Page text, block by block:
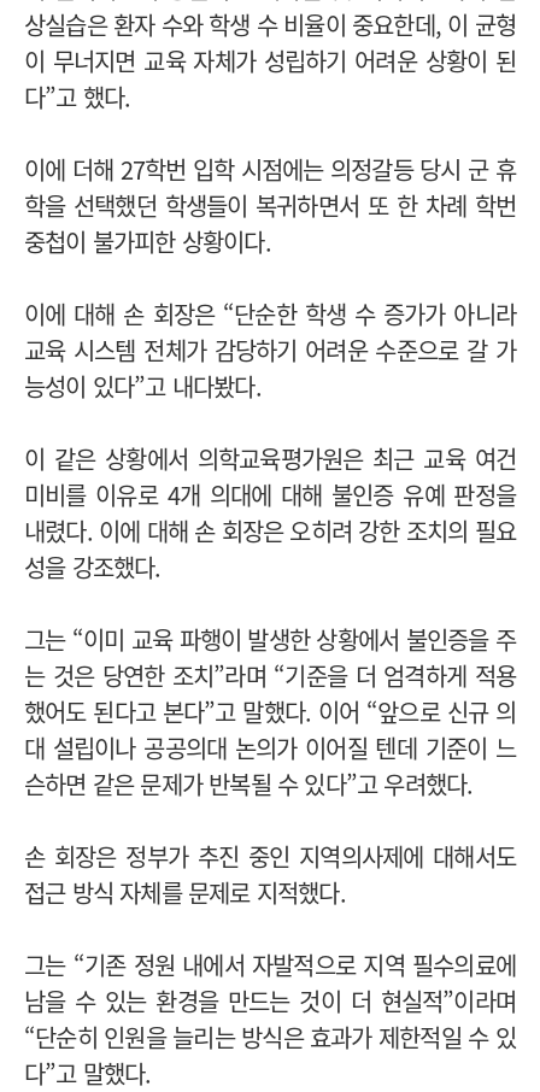
상실습은 환자 수와 학생 수 비율이 중요한데, 이 균형
이 무너지면 교육 자체가 성립하기 어려운 상황이 된
다”고 했다.
이에 더해 27학번 입학 시점에는 의정갈등 당시 군 휴
학을 선택했던 학생들이 복귀하면서 또 한 차례 학번
중첩이 불가피한 상황이다.
이에 대해 손 회장은 “단순한 학생 수 증가가 아니라
교육 시스템 전체가 감당하기 어려운 수준으로 갈 가
능성이 있다”고 내다봤다.
이 같은 상황에서 의학교육평가원은 최근 교육 여건
미비를 이유로 4개 의대에 대해 불인증 유예 판정을
내렸다. 이에 대해 손 회장은 오히려 강한 조치의 필요
성을 강조했다.
그는 “이미 교육 파행이 발생한 상황에서 불인증을 주
는 것은 당연한 조치”라며 “기준을 더 엄격하게 적용
했어도 된다고 본다”고 말했다. 이어 “앞으로 신규 의
대 설립이나 공공의대 논의가 이어질 텐데 기준이 느
슨하면 같은 문제가 반복될 수 있다”고 우려했다.
손 회장은 정부가 추진 중인 지역의사제에 대해서도
접근 방식 자체를 문제로 지적했다.
그는 “기존 정원 내에서 자발적으로 지역 필수의료에
남을 수 있는 환경을 만드는 것이 더 현실적”이라며
“단순히 인원을 늘리는 방식은 효과가 제한적일 수 있
다”고 말했다.